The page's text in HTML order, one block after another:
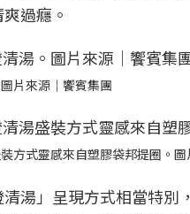
過癮。
片來源｜饗賓集團
方式靈感來自塑膠袋邦提圈。
清湯」呈現方式相當特